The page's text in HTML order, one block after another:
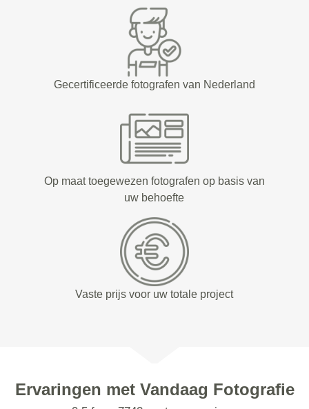
Gecertificeerde fotografen van Nederland
Op maat toegewezen fotografen op basis van
uw behoefte
Vaste prijs voor uw totale project
Ervaringen met Vandaag Fotografie